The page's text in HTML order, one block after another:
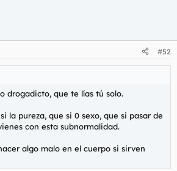
#52
drogadicto, que te lías tú solo.
la pureza, que si 0 sexo, que si pasar de
con esta subnormalidad.
algo malo en el cuerpo si sirven